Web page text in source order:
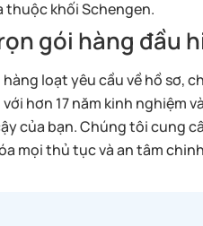
thuộc khối Schengen.
gói hàng đầu
loạt yêu cầu về hồ sơ,
hơn 17 năm kinh nghiệm
của bạn. Chúng tôi cung
mọi thủ tục và an tâm